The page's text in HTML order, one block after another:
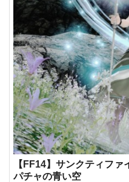
【FF14】サンクティファ
パチャの青い空